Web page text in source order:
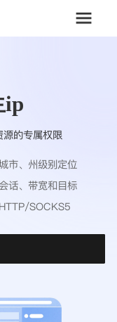
ip
源的专属权限
市、州级别定位
话、带宽和目标
SOCKS5